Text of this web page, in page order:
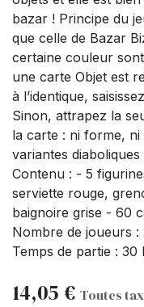
bazar ! Principe du
que celle de Bazar
certaine couleur
une carte Objet est
à l’identique,
Sinon, attrapez la
la carte : ni forme,
variantes
Contenu : - 5
serviette rouge,
baignoire grise - 60
Nombre de joueurs :
Temps de partie : 30
14,05 € Toutes